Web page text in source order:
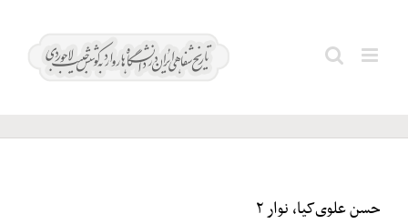
زندان Search
حسن علوی‌کیا، نوار ۲